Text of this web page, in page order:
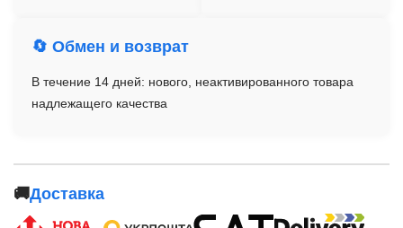
🔄 Обмен и возврат
В течение 14 дней: нового, неактивированного товара
надлежащего качества
🚚Доставка